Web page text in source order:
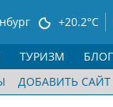
+20.2°C
ТУРИЗМ
ДОБАВИТЬ САЙТ